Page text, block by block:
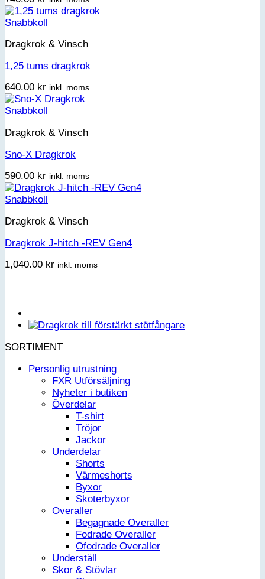
Snabbkoll
Dragkrok & Vinsch
1,25 tums dragkrok
640.00 kr inkl. moms
Snabbkoll
Dragkrok & Vinsch
Sno-X Dragkrok
590.00 kr inkl. moms
Snabbkoll
Dragkrok & Vinsch
Dragkrok J-hitch -REV Gen4
1,040.00 kr inkl. moms
SORTIMENT
Personlig utrustning
FXR Utförsäljning
Nyheter i butiken
Överdelar
T-shirt
Tröjor
Jackor
Underdelar
Shorts
Värmeshorts
Byxor
Skoterbyxor
Overaller
Begagnade Overaller
Fodrade Overaller
Ofodrade Overaller
Underställ
Skor & Stövlar